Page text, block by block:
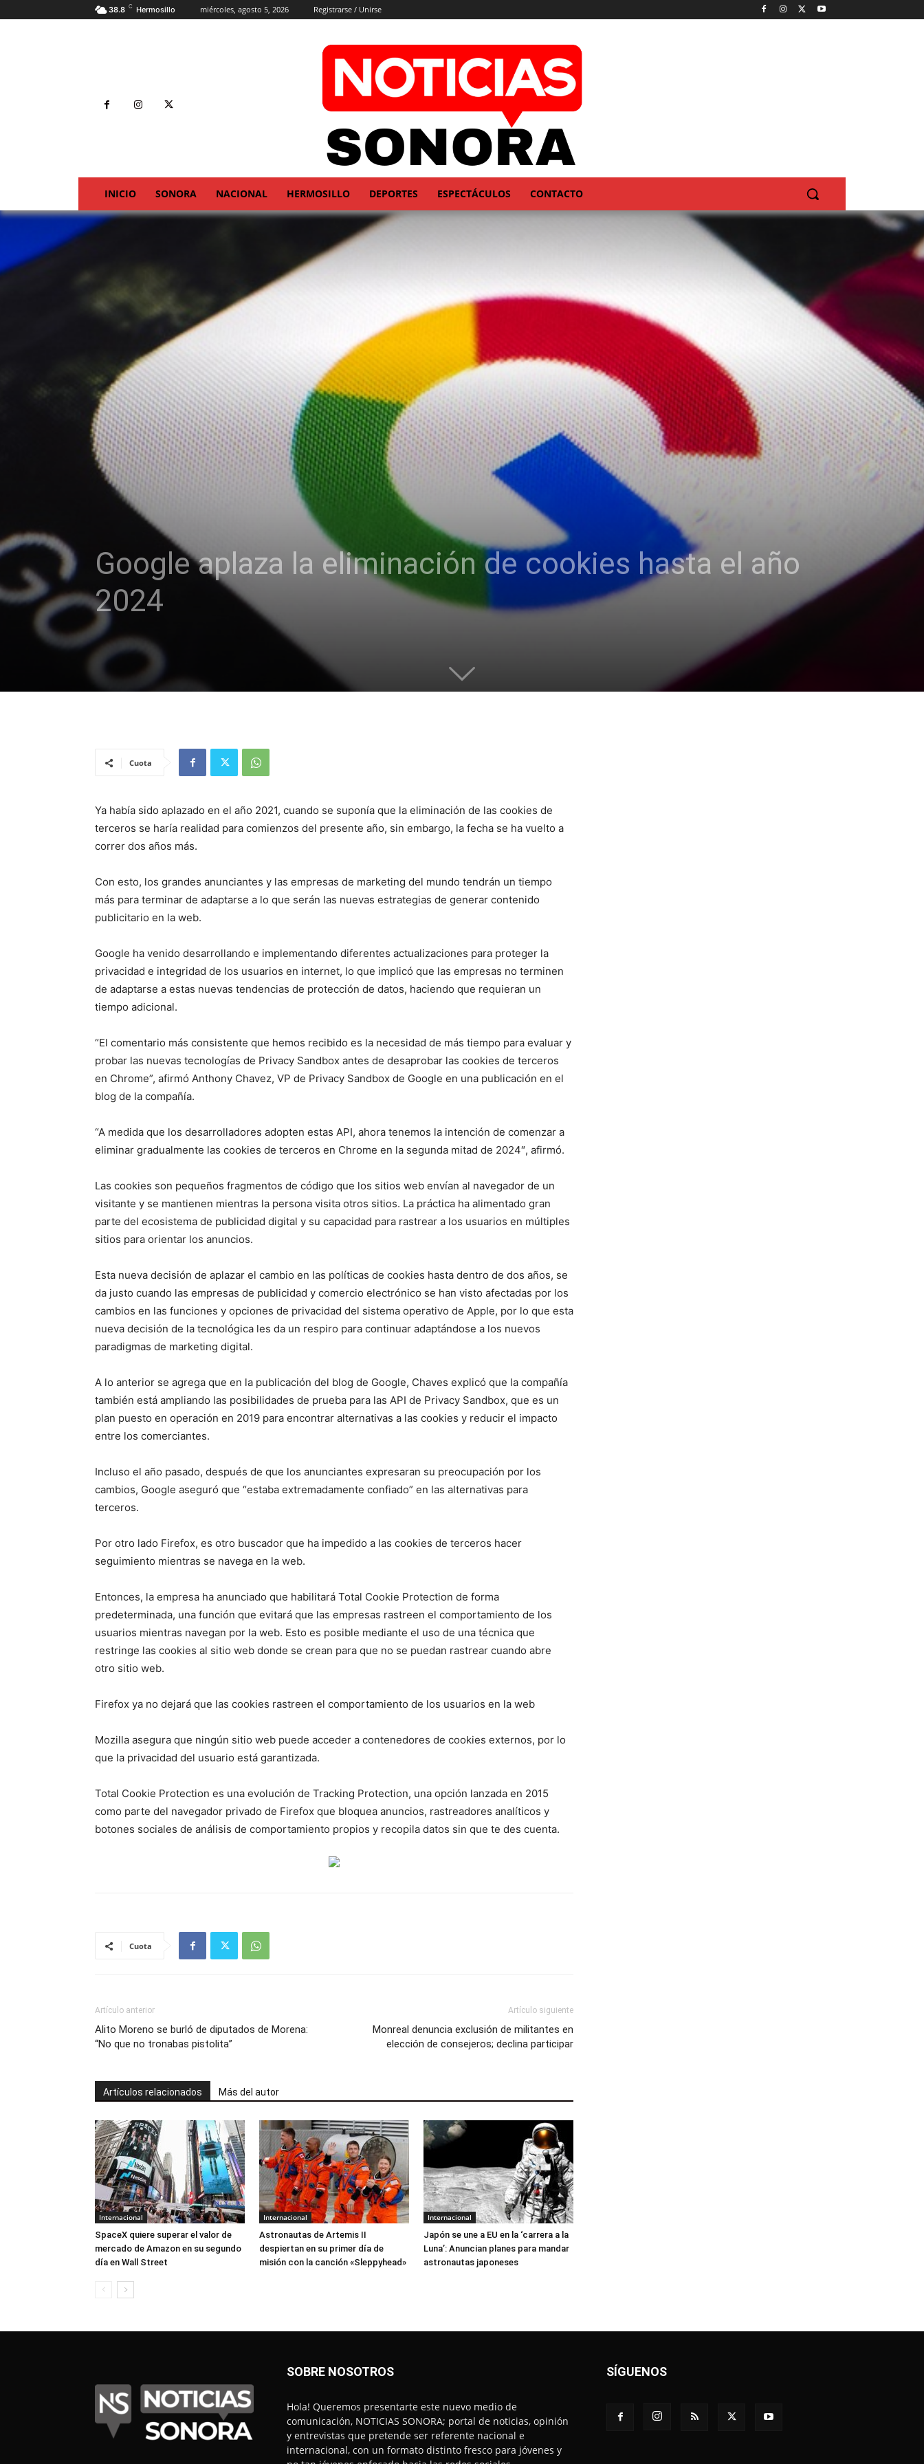
38.8 C Hermosillo miércoles, agosto 5, 2026 Registrarse / Unirse
INICIO SONORA NACIONAL HERMOSILLO DEPORTES ESPECTÁCULOS CONTACTO
Google aplaza la eliminación de cookies hasta el año
2024
Cuota
Ya había sido aplazado en el año 2021, cuando se suponía que la eliminación de las cookies de
terceros se haría realidad para comienzos del presente año, sin embargo, la fecha se ha vuelto a
correr dos años más.
Con esto, los grandes anunciantes y las empresas de marketing del mundo tendrán un tiempo
más para terminar de adaptarse a lo que serán las nuevas estrategias de generar contenido
publicitario en la web.
Google ha venido desarrollando e implementando diferentes actualizaciones para proteger la
privacidad e integridad de los usuarios en internet, lo que implicó que las empresas no terminen
de adaptarse a estas nuevas tendencias de protección de datos, haciendo que requieran un
tiempo adicional.
“El comentario más consistente que hemos recibido es la necesidad de más tiempo para evaluar y
probar las nuevas tecnologías de Privacy Sandbox antes de desaprobar las cookies de terceros
en Chrome”, afirmó Anthony Chavez, VP de Privacy Sandbox de Google en una publicación en el
blog de la compañía.
“A medida que los desarrolladores adopten estas API, ahora tenemos la intención de comenzar a
eliminar gradualmente las cookies de terceros en Chrome en la segunda mitad de 2024″, afirmó.
Las cookies son pequeños fragmentos de código que los sitios web envían al navegador de un
visitante y se mantienen mientras la persona visita otros sitios. La práctica ha alimentado gran
parte del ecosistema de publicidad digital y su capacidad para rastrear a los usuarios en múltiples
sitios para orientar los anuncios.
Esta nueva decisión de aplazar el cambio en las políticas de cookies hasta dentro de dos años, se
da justo cuando las empresas de publicidad y comercio electrónico se han visto afectadas por los
cambios en las funciones y opciones de privacidad del sistema operativo de Apple, por lo que esta
nueva decisión de la tecnológica les da un respiro para continuar adaptándose a los nuevos
paradigmas de marketing digital.
A lo anterior se agrega que en la publicación del blog de Google, Chaves explicó que la compañía
también está ampliando las posibilidades de prueba para las API de Privacy Sandbox, que es un
plan puesto en operación en 2019 para encontrar alternativas a las cookies y reducir el impacto
entre los comerciantes.
Incluso el año pasado, después de que los anunciantes expresaran su preocupación por los
cambios, Google aseguró que “estaba extremadamente confiado” en las alternativas para
terceros.
Por otro lado Firefox, es otro buscador que ha impedido a las cookies de terceros hacer
seguimiento mientras se navega en la web.
Entonces, la empresa ha anunciado que habilitará Total Cookie Protection de forma
predeterminada, una función que evitará que las empresas rastreen el comportamiento de los
usuarios mientras navegan por la web. Esto es posible mediante el uso de una técnica que
restringe las cookies al sitio web donde se crean para que no se puedan rastrear cuando abre
otro sitio web.
Firefox ya no dejará que las cookies rastreen el comportamiento de los usuarios en la web
Mozilla asegura que ningún sitio web puede acceder a contenedores de cookies externos, por lo
que la privacidad del usuario está garantizada.
Total Cookie Protection es una evolución de Tracking Protection, una opción lanzada en 2015
como parte del navegador privado de Firefox que bloquea anuncios, rastreadores analíticos y
botones sociales de análisis de comportamiento propios y recopila datos sin que te des cuenta.
Cuota
Artículo anterior
Alito Moreno se burló de diputados de Morena:
“No que no tronabas pistolita”
Artículo siguiente
Monreal denuncia exclusión de militantes en
elección de consejeros; declina participar
Artículos relacionados Más del autor
Internacional
SpaceX quiere superar el valor de
mercado de Amazon en su segundo
día en Wall Street
Internacional
Astronautas de Artemis II
despiertan en su primer día de
misión con la canción «Sleppyhead»
Internacional
Japón se une a EU en la ‘carrera a la
Luna’: Anuncian planes para mandar
astronautas japoneses
SOBRE NOSOTROS
Hola! Queremos presentarte este nuevo medio de
comunicación, NOTICIAS SONORA; portal de noticias, opinión
y entrevistas que pretende ser referente nacional e
internacional, con un formato distinto fresco para jóvenes y
SÍGUENOS